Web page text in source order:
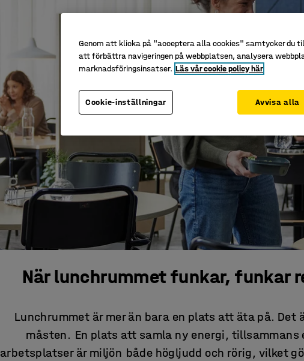
När lunchrummet funkar, funkar
Lunchrummet är mer än bara en plats att äta på. Det
måsten. En plats att samla ny energi, tillsammans
arbetsplatser är miljön både högljudd och rörig, vilket
Genom att klicka på "acceptera alla cookies" samtycker du
att förbättra navigeringen på webbplatsen, analysera
marknadsföringsinsatser. Läs vår cookie policy här
Cookie-inställningar Avvisa alla